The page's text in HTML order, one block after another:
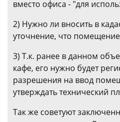
вместо офиса - "для
2) Нужно ли вносить в
уточнение, что
3) Т.к. ранее в данном
кафе, его нужно будет
разрешения на ввод
утверждать технический
Так же советуют